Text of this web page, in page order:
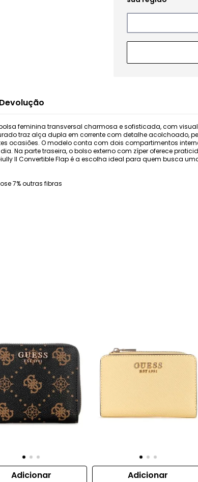
Devolução
feminina transversal charmosa e sofisticada, com
traz alça dupla em corrente com detalhe acolchoado,
ocasiões. O modelo conta com dois compartimentos
Na parte traseira, o bolso externo com zíper oferece
II Convertible Flap é a escolha ideal para quem busca
7% outras fibras
Adicionar Adicionar